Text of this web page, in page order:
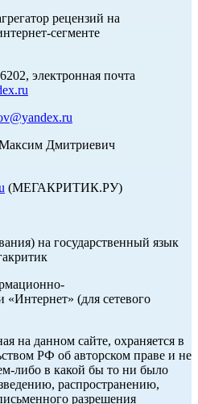
рецензий на
сегменте
электронная почта
Дмитриевич
(МЕГАКРИТИК.РУ)
на государственный язык
(для сетевого
на данном сайте, охраняется в
РФ об авторском праве и не
либо в какой бы то ни было
распространению,
разрешения